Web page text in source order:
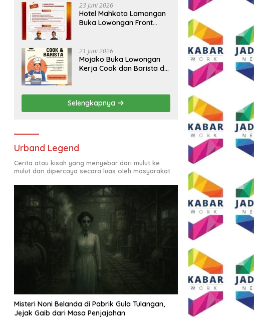
23 Juni 2026
Hotel Mahkota Lamongan
Buka Lowongan Front
Syaratnya
21 Juni 2026
Mojako Buka Lowongan
Kerja Cook dan Barista di
Selengkapnya
Urband Legend
Cerita atau kisah yang menyebar dari mulut ke
mulut dan dipercaya secara luas oleh masyarakat
Misteri Noni Belanda di Pabrik Gula Tulangan,
Jejak Gaib dari Masa Penjajahan